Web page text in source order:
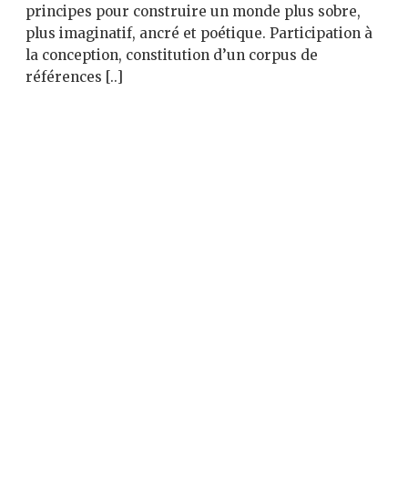
principes pour construire un monde plus sobre,
plus imaginatif, ancré et poétique. Participation à
la conception, constitution d’un corpus de
références [..]